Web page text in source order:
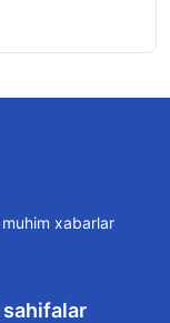
xabarlar
sahifalar